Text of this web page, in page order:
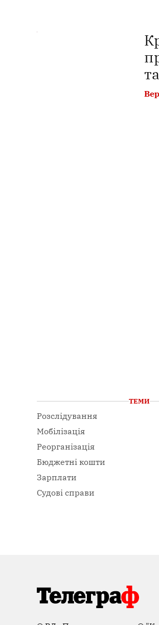
ТЕМИ
Розслідування
Мобілізація
Реорганізація
Бюджетні кошти
Зарплати
Судові справи